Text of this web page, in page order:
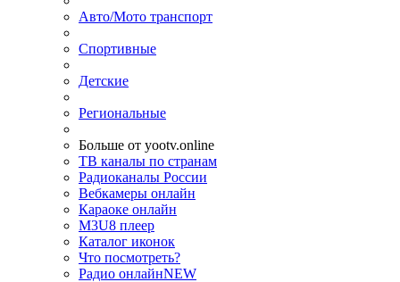
Авто/Мото транспорт
Спортивные
Детские
Региональные
Больше от yootv.online
ТВ каналы по странам
Радиоканалы России
Вебкамеры онлайн
Караоке онлайн
M3U8 плеер
Каталог иконок
Что посмотреть?
Радио онлайнNEW